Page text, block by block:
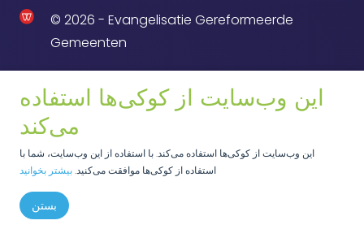
© 2026 - Evangelisatie Gereformeerde
Gemeenten
این وب‌سایت از کوکی‌ها استفاده
می‌کند
این وب‌سایت از کوکی‌ها استفاده می‌کند. با استفاده از این وب‌سایت، شما با
استفاده از کوکی‌ها موافقت می‌کنید.بیشتر بخوانید
بستن